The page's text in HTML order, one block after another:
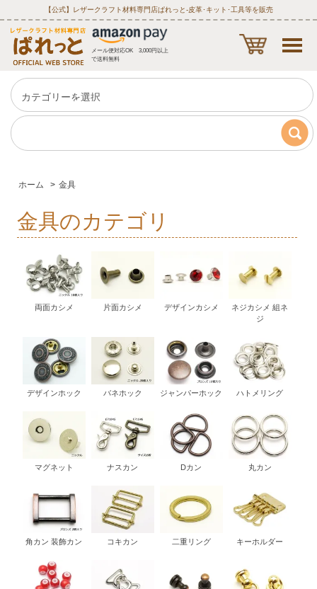
【公式】レザークラフト材料専門店ぱれっと‐皮革･キット･工具等を販売
メール便対応OK 3,000円以上
で送料無料
ホーム > 金具
金具のカテゴリ
両面カシメ 片面カシメ デザインカシメ
ネジカシメ 組ネ
ジ
デザインホック バネホック ジャンパーホック ハトメリング
マグネット ナスカン Dカン 丸カン
角カン 装飾カン コキカン 二重リング キーホルダー